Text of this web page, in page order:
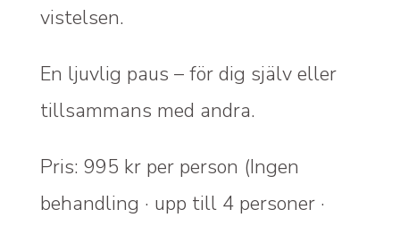
vistelsen.
En ljuvlig paus – för dig själv eller
tillsammans med andra.
Pris: 995 kr per person (Ingen
behandling · upp till 4 personer ·